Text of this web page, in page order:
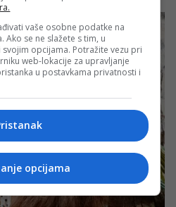
vaše osobne podatke na
se ne slažete s tim, u
opcijama. Potražite vezu pri
web-lokacije za upravljanje
u postavkama privatnosti i
opcijama